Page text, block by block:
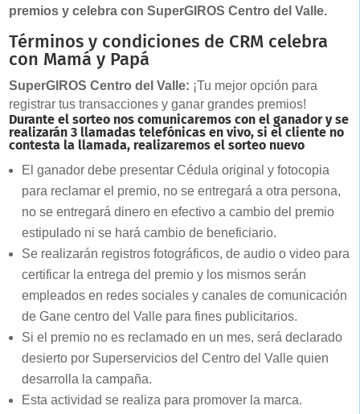
premios y celebra con SuperGIROS Centro del Valle.
Términos y condiciones de CRM celebra
con Mamá y Papá
SuperGIROS Centro del Valle: ¡Tu mejor opción para
registrar tus transacciones y ganar grandes premios!
Durante el sorteo nos comunicaremos con el ganador y se
realizarán 3 llamadas telefónicas en vivo, si el cliente no
contesta la llamada, realizaremos el sorteo nuevo
El ganador debe presentar Cédula original y fotocopia
para reclamar el premio, no se entregará a otra persona,
no se entregará dinero en efectivo a cambio del premio
estipulado ni se hará cambio de beneficiario.
Se realizarán registros fotográficos, de audio o video para
certificar la entrega del premio y los mismos serán
empleados en redes sociales y canales de comunicación
de Gane centro del Valle para fines publicitarios.
Si el premio no es reclamado en un mes, será declarado
desierto por Superservicios del Centro del Valle quien
desarrolla la campaña.
Esta actividad se realiza para promover la marca.